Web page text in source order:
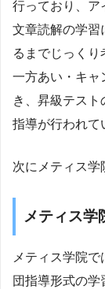
行っており、ア
文章読解の学習
るまでじっくり
一方あい・キャ
き、昇級テス
指導が行われて
次にメティス学
メティス学
メティス学院
団指導形式の